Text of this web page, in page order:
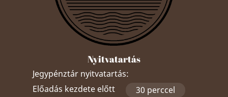
Nyitvatartás
Jegypénztár nyitvatartás:
Előadás kezdete előtt
30 perccel